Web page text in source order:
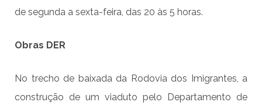
de segunda a sexta-feira, das 20 às 5 horas.
Obras DER
No trecho de baixada da Rodovia dos Imigrantes, a
construção de um viaduto pelo Departamento de